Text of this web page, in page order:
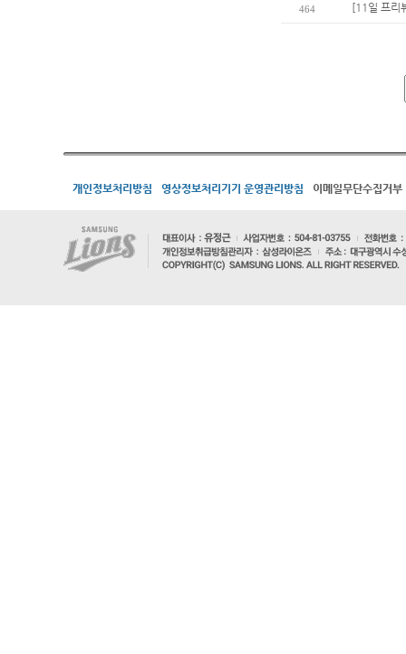
464 [11일 프리
개인정보처리방침 영상정보처리기기 운영관리방침 이메일무단수집거부